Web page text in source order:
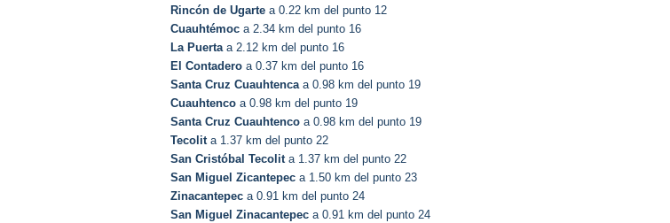
Rincón de Ugarte a 0.22 km del punto 12
Cuauhtémoc a 2.34 km del punto 16
La Puertaa 2.12 km del punto 16
El Contadero a 0.37 km del punto 16
Santa Cruz Cuauhtencaa 0.98 km del punto 19
Cuauhtenco a 0.98 km del punto 19
Santa Cruz Cuauhtenco a 0.98 km del punto 19
Tecolita 1.37 km del punto 22
San Cristóbal Tecolita 1.37 km del punto 22
San Miguel Zicantepec a 1.50 km del punto 23
Zinacantepec a 0.91 km del punto 24
San Miguel Zinacantepec a 0.91 km del punto 24